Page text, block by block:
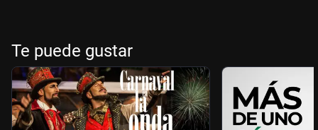
Te puede gustar